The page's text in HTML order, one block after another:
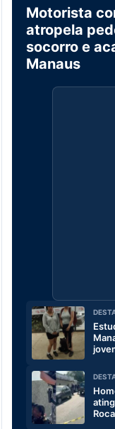
Motorista
atropela
socorro e
Manaus